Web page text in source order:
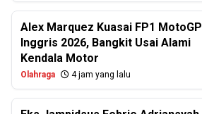
Alex Marquez Kuasai FP1 MotoGP
Inggris 2026, Bangkit Usai Alami
Kendala Motor
Olahraga 4 jam yang lalu